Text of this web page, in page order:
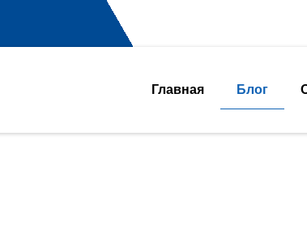
Главная Блог